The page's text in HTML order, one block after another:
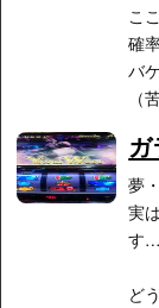
こ
確
バ
（
夢
実
す…
ど